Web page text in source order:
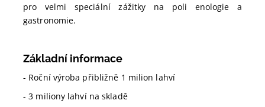
pro velmi speciální zážitky na poli enologie a
gastronomie.
Základní informace
- Roční výroba přibližně 1 milion lahví
- 3 miliony lahví na skladě